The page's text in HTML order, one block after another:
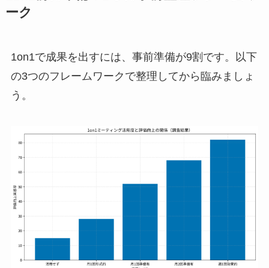
ーク
1on1で成果を出すには、事前準備が9割です。以下
の3つのフレームワークで整理してから臨みましょ
う。